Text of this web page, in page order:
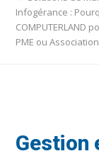
post:
Infogérance :
COMPUTERLAND
PME ou Association
Gestion